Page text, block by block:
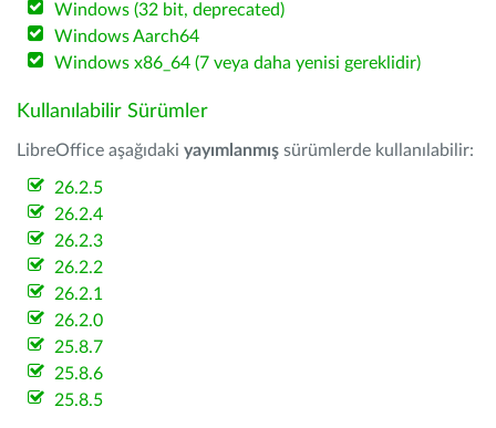
Windows (32 bit, deprecated)
Windows Aarch64
Windows x86_64 (7 veya daha yenisi gereklidir)
Kullanılabilir Sürümler
LibreOffice aşağıdaki yayımlanmış sürümlerde kullanılabilir:
26.2.5
26.2.4
26.2.3
26.2.2
26.2.1
26.2.0
25.8.7
25.8.6
25.8.5